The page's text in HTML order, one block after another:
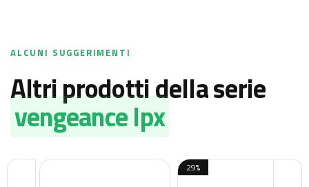
ALCUNI SUGGERIMENTI
altri prodotti della serie
vengeance lpx
29%